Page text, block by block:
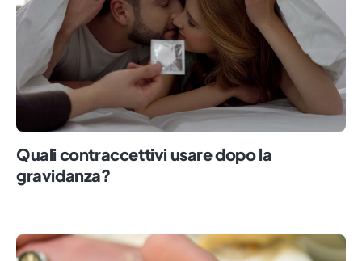
Quali contraccettivi usare dopo la
gravidanza?